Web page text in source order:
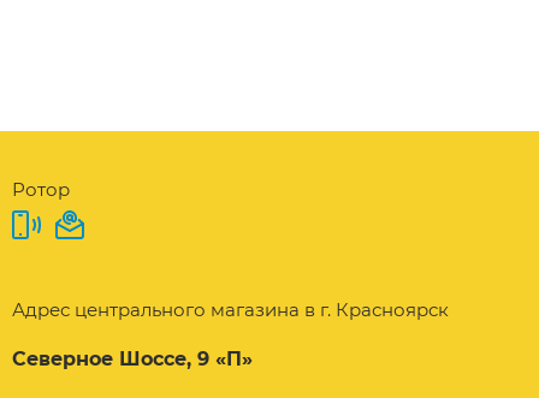
Ротор
Адрес центрального магазина в г. Красноярск
Северное Шоссе, 9 «П»